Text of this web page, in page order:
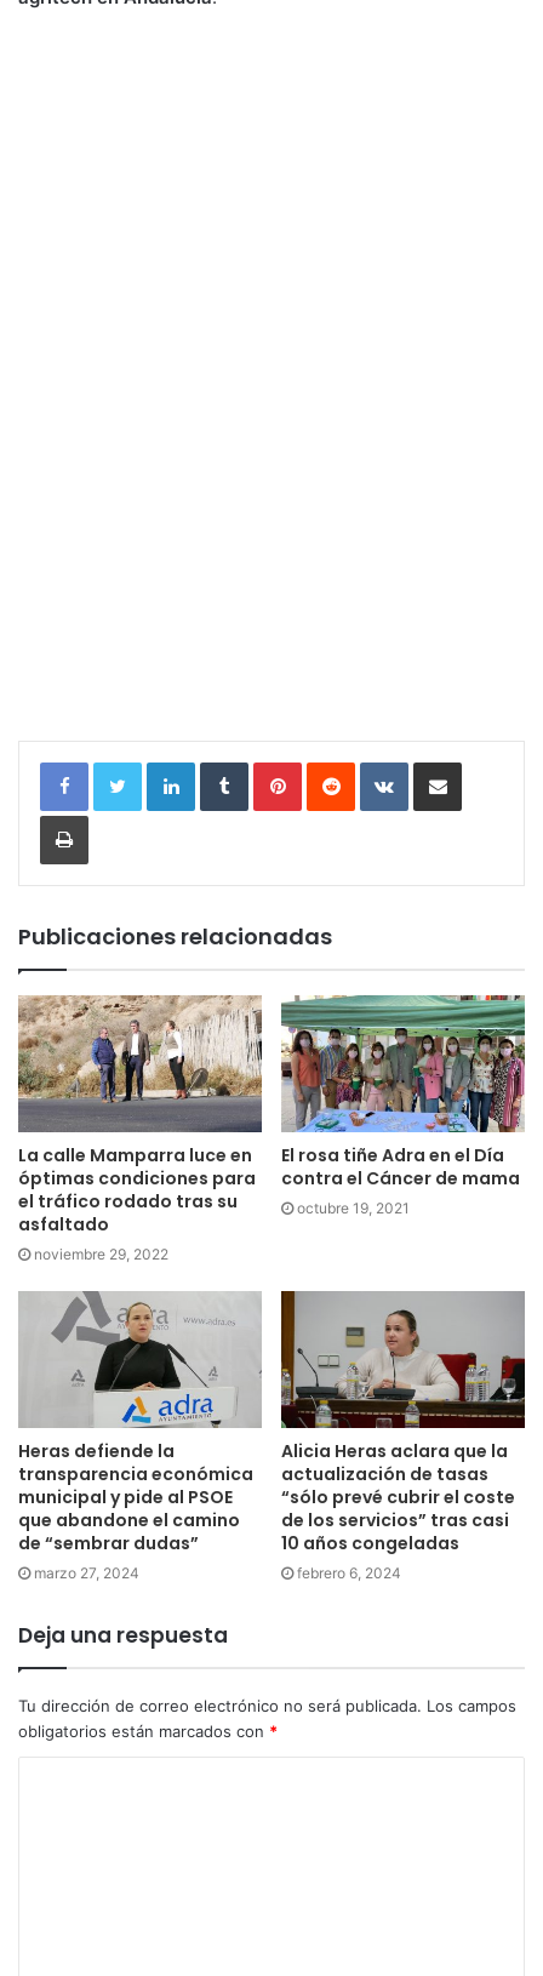
LinkedInTumblrPinterestReddit VKontakteCompartir por correo
Imprimir
Publicaciones relacionadas
La calle Mamparra luce en
óptimas condiciones para
el tráfico rodado tras su
asfaltado
noviembre 29, 2022
El rosa tiñe Adra en el Día
contra el Cáncer de mama
octubre 19, 2021
Heras defiende la
transparencia económica
municipal y pide al PSOE
que abandone el camino
de “sembrar dudas”
marzo 27, 2024
Alicia Heras aclara que la
actualización de tasas
“sólo prevé cubrir el coste
de los servicios” tras casi
10 años congeladas
febrero 6, 2024
Deja una respuesta
Tu dirección de correo electrónico no será publicada. Los campos
obligatorios están marcados con *